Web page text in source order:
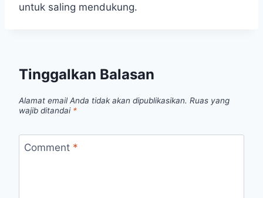
untuk saling mendukung.
Tinggalkan Balasan
Alamat email Anda tidak akan dipublikasikan. Ruas yang
wajib ditandai *
Comment *